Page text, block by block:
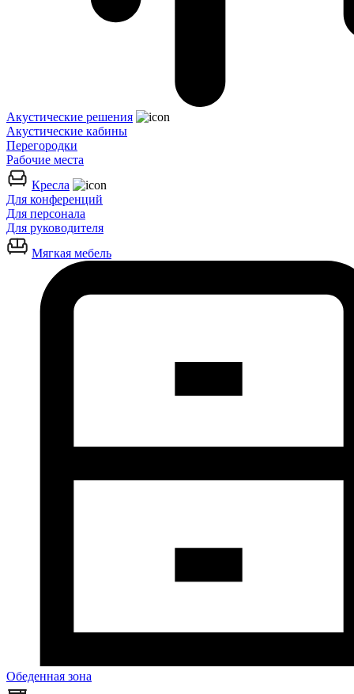
Акустические решения
Акустические кабины
Перегородки
Рабочие места
Кресла
Для конференций
Для персонала
Для руководителя
Мягкая мебель
Обеденная зона